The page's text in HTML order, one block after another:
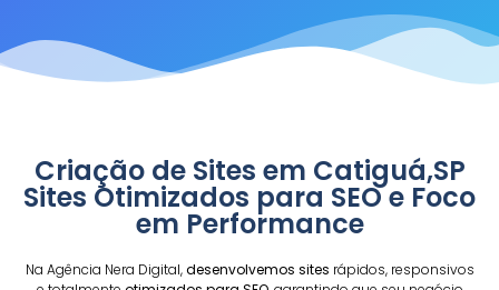
Criação de Sites em Catiguá,SP
Sites Otimizados para SEO e Foco
em Performance
Na Agência Nera Digital,desenvolvemos sites rápidos, responsivos